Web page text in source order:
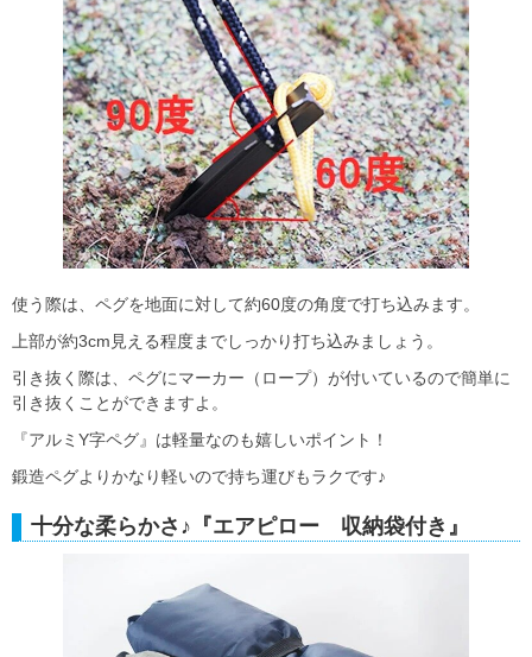
使う際は、ペグを地面に対して約60度の角度で打ち込みます。
上部が約3cm見える程度までしっかり打ち込みましょう。
引き抜く際は、ペグにマーカー（ロープ）が付いているので簡単に
引き抜くことができますよ。
『アルミY字ペグ』は軽量なのも嬉しいポイント！
鍛造ペグよりかなり軽いので持ち運びもラクです♪
十分な柔らかさ♪『エアピロー 収納袋付き』